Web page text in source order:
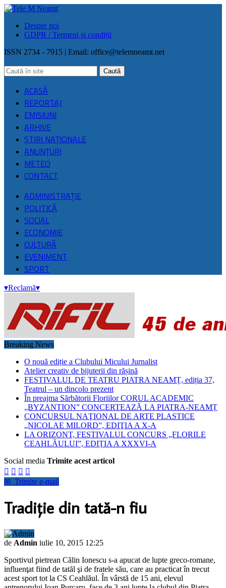
Despre noi
GDPR / Termeni și condiții
ISSN 2734 - 7915 | Email: office@telemneamt.net
ACASĂ
REPORTAJ
EMISIUNI
ARHIVE
ŞTIRI NAŢIONALE
ANUNȚURI
METEO
CONTACT
ADMINISTRAȚIE
POLITICĂ
SOCIAL
ECONOMIE
CULTURĂ
EVENIMENT
SPORT
▾Reclamă▾
Breaking News
O nouă ediție a Clubului Micului Jurnalist
Atelier creativ de bijuterii din rășină
FESTIVALUL DE TEATRU PIATRA NEAMȚ, ediția 37,
Teatrul – un dincolo prezent
În preajma Sărbătorii Floriilor CORUL ACADEMIC
„BYZANTION” CONCERTEAZĂ LA PIATRA-NEAMȚ
CONCURSUL NAŢIONAL DE ARTE PLASTICE
„NICOLAE MILORD”, EDIŢIA A X-A
LA ORIZONT, FESTIVALUL CONCURS „FLORILE
CEAHLĂULUI”, EDIȚIA A XXXVI-A
Social media Trimite acest articol
   
✉ Trimite e-mail
Tradiţie din tată-n fiu
de Admin iulie 10, 2015 12:25
Sportivul pietrean Călin Ionescu s-a apucat de lupte greco-romane,
influenţat fiind de tatăl şi de fratele său, care au practicat în trecut
acest sport tot la CS Ceahlăul. În vârstă de 15 ani, elevul